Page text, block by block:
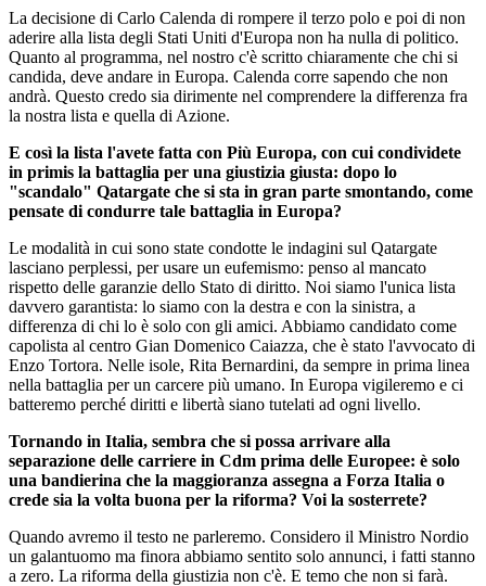
La decisione di Carlo Calenda di rompere il terzo polo e poi di non
aderire alla lista degli Stati Uniti d'Europa non ha nulla di politico.
Quanto al programma, nel nostro c'è scritto chiaramente che chi si
candida, deve andare in Europa. Calenda corre sapendo che non
andrà. Questo credo sia dirimente nel comprendere la differenza fra
la nostra lista e quella di Azione.
E così la lista l'avete fatta con Più Europa, con cui condividete
in primis la battaglia per una giustizia giusta: dopo lo
"scandalo" Qatargate che si sta in gran parte smontando, come
pensate di condurre tale battaglia in Europa?
Le modalità in cui sono state condotte le indagini sul Qatargate
lasciano perplessi, per usare un eufemismo: penso al mancato
rispetto delle garanzie dello Stato di diritto. Noi siamo l'unica lista
davvero garantista: lo siamo con la destra e con la sinistra, a
differenza di chi lo è solo con gli amici. Abbiamo candidato come
capolista al centro Gian Domenico Caiazza, che è stato l'avvocato di
Enzo Tortora. Nelle isole, Rita Bernardini, da sempre in prima linea
nella battaglia per un carcere più umano. In Europa vigileremo e ci
batteremo perché diritti e libertà siano tutelati ad ogni livello.
Tornando in Italia, sembra che si possa arrivare alla
separazione delle carriere in Cdm prima delle Europee: è solo
una bandierina che la maggioranza assegna a Forza Italia o
crede sia la volta buona per la riforma? Voi la sosterrete?
Quando avremo il testo ne parleremo. Considero il Ministro Nordio
un galantuomo ma finora abbiamo sentito solo annunci, i fatti stanno
a zero. La riforma della giustizia non c'è. E temo che non si farà.